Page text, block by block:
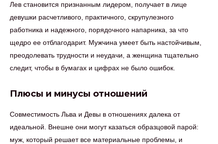
Лев становится признанным лидером, получает в лице
девушки расчетливого, практичного, скрупулезного
работника и надежного, порядочного напарника, за что
щедро ее отблагодарит. Мужчина умеет быть настойчивым,
преодолевать трудности и неудачи, а женщина тщательно
следит, чтобы в бумагах и цифрах не было ошибок.
Плюсы и минусы отношений
Совместимость Льва и Девы в отношениях далека от
идеальной. Внешне они могут казаться образцовой парой:
муж, который решает все материальные проблемы, и